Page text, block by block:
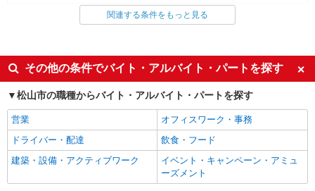
コンパスグループ・ジャパン株式会社 33144_p
調理補助【アルバイト・パート】
(試用期間2ヶ月) 残業が発生した場合、残業代を1
分単位で別途支給します。
聖カタリナ学園高等学校 （愛媛県松山市藤原
詳細を見る
アルバイト パート
コンパスグループ・ジャパン株式会社 21598_p
NEW
調理員【アルバイト・パート】
ファストフード・デリ
調理・調理補助・調理師
未経験歓迎
短期（3ヶ月以内）
週1日勤務OK
週2～3日勤務OK
短時間勤務（1日4h以内）OK
深夜
車通勤OK
扶養内勤務OK
副業・WワークOK
交通費支給
社会保険あり
まかない・食事補助
社員登用あり
関連する条件をもっと見る
その他の条件でバイト・アルバイト・パートを探す
松山市の職種からバイト・アルバイト・パートを探す
営業
オフィスワーク・事務
ドライバー・配達
飲食・フード
建築・設備・アクティブワーク
イベント・キャンペーン・アミュ
ーズメント